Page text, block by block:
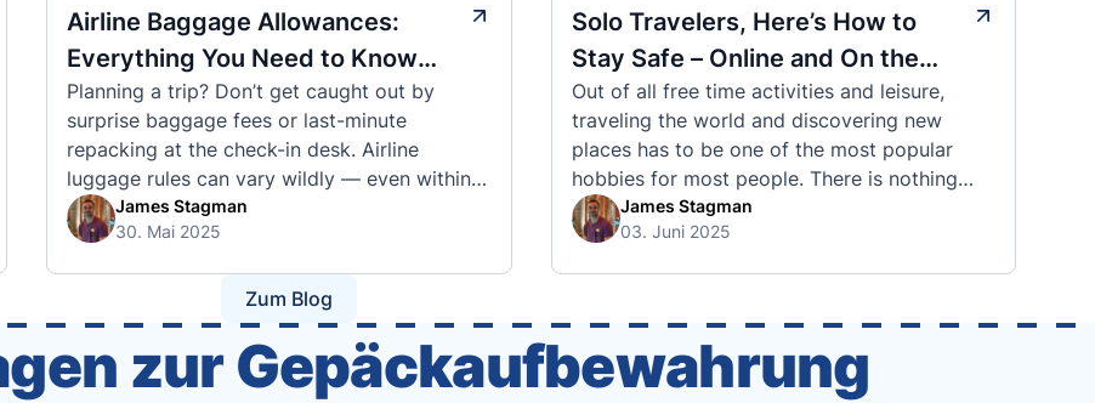
Airline Baggage Allowances:
Everything You Need to Know
Before You Fly
Planning a trip? Don’t get caught out by
surprise baggage fees or last-minute
repacking at the check-in desk. Airline
luggage rules can vary wildly — even within
the same country or alliance. That’s why
we’ve created a detailed set of guides to help
policies of over 30 international …
James Stagman
30. Mai 2025
Solo Travelers, Here’s How to
Stay Safe – Online and On the
Road
Out of all free time activities and leisure,
traveling the world and discovering new
places has to be one of the most popular
hobbies for most people. There is nothing
quite like visiting a brand new city, country,
or region and experiencing the culture, the
James Stagman
03. Juni 2025
Zum Blog
zur Gepäckaufbewahrung